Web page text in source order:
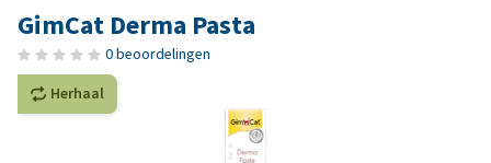
GimCat Derma Pasta
0 beoordelingen
Herhaal